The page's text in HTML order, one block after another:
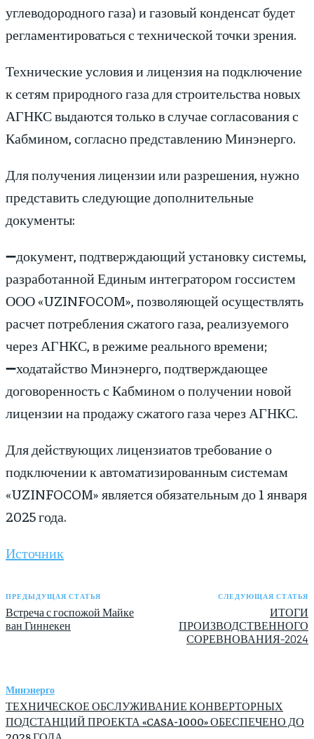
углеводородного газа) и газовый конденсат будет
регламентироваться с технической точки зрения.
Технические условия и лицензия на подключение
к сетям природного газа для строительства новых
АГНКС выдаются только в случае согласования с
Кабмином, согласно представлению Минэнерго.
Для получения лицензии или разрешения, нужно
представить следующие дополнительные
документы:
➖документ, подтверждающий установку системы,
разработанной Единым интегратором госсистем
ООО «UZINFOCOM», позволяющей осуществлять
расчет потребления сжатого газа, реализуемого
через АГНКС, в режиме реального времени;
➖ходатайство Минэнерго, подтверждающее
договоренность с Кабмином о получении новой
лицензии на продажу сжатого газа через АГНКС.
Для действующих лицензиатов требование о
подключении к автоматизированным системам
«UZINFOCOM» является обязательным до 1 января
2025 года.
Источник
ПРЕДЫДУЩАЯ СТАТЬЯ
Встреча с госпожой Майке
ван Гиннекен
СЛЕДУЮЩАЯ СТАТЬЯ
ИТОГИ
ПРОИЗВОДСТВЕННОГО
СОРЕВНОВАНИЯ-2024
Минэнерго
ТЕХНИЧЕСКОЕ ОБСЛУЖИВАНИЕ КОНВЕРТОРНЫХ
ПОДСТАНЦИЙ ПРОЕКТА «CASA-1000» ОБЕСПЕЧЕНО ДО